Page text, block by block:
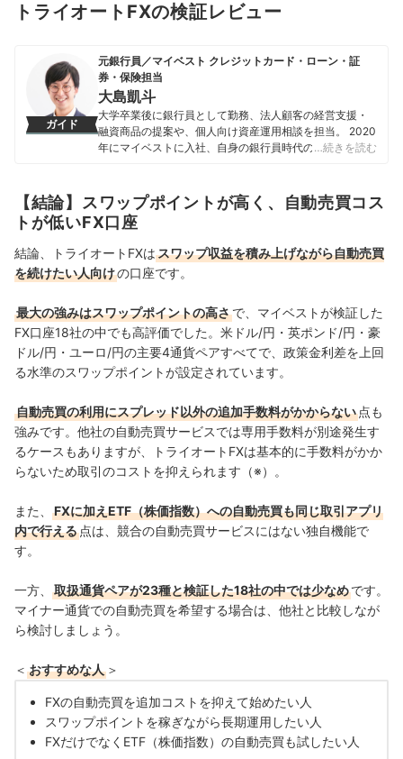
トライオートFXの検証レビュー
ガイド
元銀行員／マイベスト クレジットカード・ローン・証
券・保険担当
大島凱斗
大学卒業後に銀行員として勤務、法人顧客の経営支援・
融資商品の提案や、個人向け資産運用相談を担当。 2020
年にマイベストに入社、自身の銀行員時代の経験を活か
済を専門に解説コンテンツの制作を統括する。 また、
Yahoo!ファイナンスで借入や投資への疑問や基礎知識に
関する連載も担当している。
大島凱斗のプロフィール
…続きを読む
【結論】スワップポイントが高く、自動売買コス
トが低いFX口座
結論、トライオートFXはスワップ収益を積み上げながら自動売買
を続けたい人向けの口座です。
最大の強みはスワップポイントの高さで、マイベストが検証した
FX口座18社の中でも高評価でした。米ドル/円・英ポンド/円・豪
ドル/円・ユーロ/円の主要4通貨ペアすべてで、政策金利差を上回
る水準のスワップポイントが設定されています。
自動売買の利用にスプレッド以外の追加手数料がかからない 点も
強みです。他社の自動売買サービスでは専用手数料が別途発生す
るケースもありますが、トライオートFXは基本的に手数料がかか
らないため取引のコストを抑えられます（※）。
また、
FXに加えETF（株価指数）への自動売買も同じ取引アプリ
内で行える 点は、競合の自動売買サービスにはない独自機能で
す。
一方、 取扱通貨ペアが23種と検証した18社の中では少なめです。
マイナー通貨での自動売買を希望する場合は、他社と比較しなが
ら検討しましょう。
＜ おすすめな人 ＞
FXの自動売買を追加コストを抑えて始めたい人
スワップポイントを稼ぎながら長期運用したい人
FXだけでなくETF（株価指数）の自動売買も試したい人